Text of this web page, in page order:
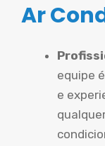
Ar
equipe
e